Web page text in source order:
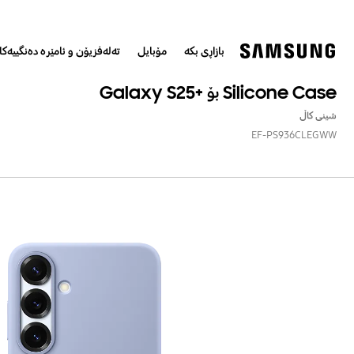
بازاڕی بکە مۆبایل تەلەفزیۆن و ئامێرە
Silicone Case بۆ +Galaxy S25
شینی کاڵ
EF-PS936CLEGWW